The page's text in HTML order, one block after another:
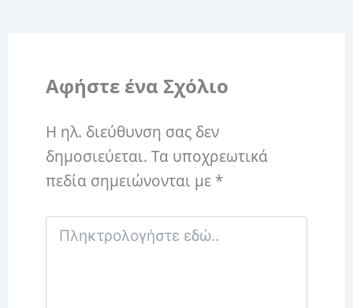
Αφήστε ένα Σχόλιο
Η ηλ. διεύθυνση σας δεν
δημοσιεύεται. Τα υποχρεωτικά
πεδία σημειώνονται με *
Πληκτρολογήστε
εδώ..